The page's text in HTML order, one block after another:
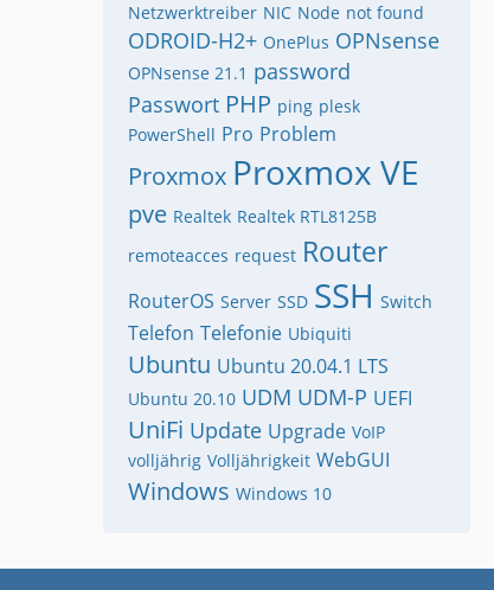
Netzwerktreiber NIC Node not found
ODROID-H2+ OnePlus OPNsense
OPNsense 21.1 password
Passwort PHP ping plesk
PowerShell Pro Problem
Proxmox Proxmox VE
pve Realtek Realtek RTL8125B
remoteacces request Router
RouterOS Server SSD SSH Switch
Telefon Telefonie Ubiquiti
Ubuntu Ubuntu 20.04.1 LTS
Ubuntu 20.10 UDM UDM-P UEFI
UniFi Update Upgrade VoIP
volljährig Volljährigkeit WebGUI
Windows Windows 10